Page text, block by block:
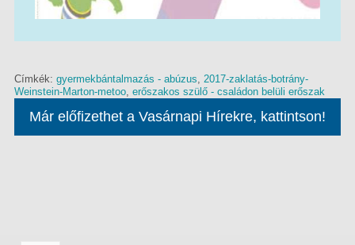
Címkék: gyermekbántalmazás - abúzus, 2017-zaklatás-botrány-
Weinstein-Marton-metoo, erőszakos szülő - családon belüli erőszak
Már előfizethet a Vasárnapi Hírekre, kattintson!